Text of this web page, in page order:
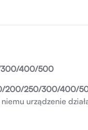
300/400/500
200/250/300/400/
urządzenie